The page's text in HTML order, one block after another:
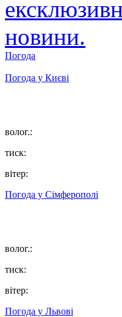
Погода
Погода у Києві
волог.:
тиск:
вітер:
Погода у Сімферополі
волог.:
тиск:
вітер:
Погода у Львові